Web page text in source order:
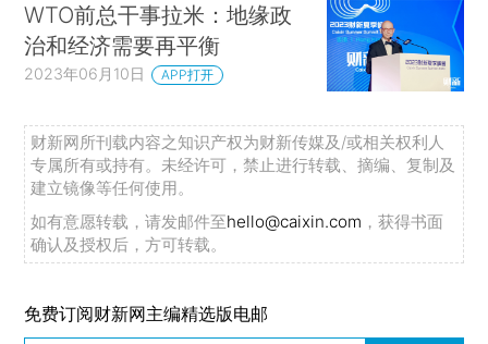
WTO前总干事拉米：地缘政
治和经济需要再平衡
2023年06月10日 APP打开
财新网所刊载内容之知识产权为财新传媒及/或相关权利人
专属所有或持有。未经许可，禁止进行转载、摘编、复制及
建立镜像等任何使用。
如有意愿转载，请发邮件至hello@caixin.com ，获得书面
确认及授权后，方可转载。
免费订阅财新网主编精选版电邮